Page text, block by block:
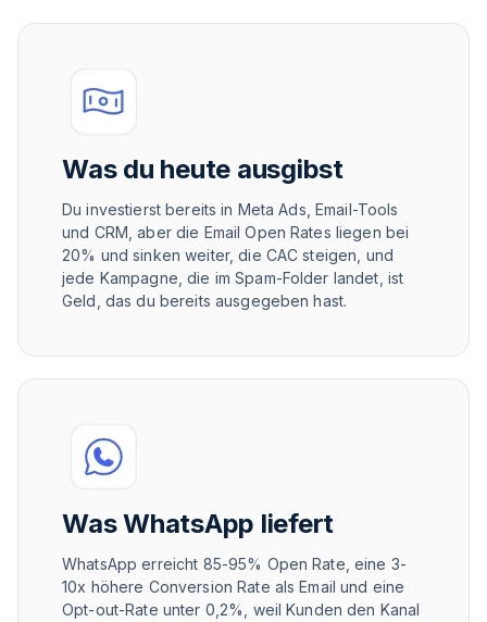
Was du heute ausgibst
Du investierst bereits in Meta Ads, Email-Tools
und CRM, aber die Email Open Rates liegen bei
20% und sinken weiter, die CAC steigen, und
jede Kampagne, die im Spam-Folder landet, ist
Geld, das du bereits ausgegeben hast.
Was WhatsApp liefert
WhatsApp erreicht 85-95% Open Rate, eine 3-
10x höhere Conversion Rate als Email und eine
Opt-out-Rate unter 0,2%, weil Kunden den Kanal